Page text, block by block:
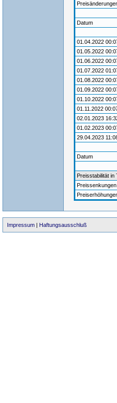
Datum
01.04.2022
01.05.2022
01.06.2022
01.07.2022
01.08.2022
01.09.2022
01.10.2022
01.11.2022
02.01.2023
01.02.2023
29.04.2023
Datum
Preisstabilität in
Impressum | Haftungsausschluß